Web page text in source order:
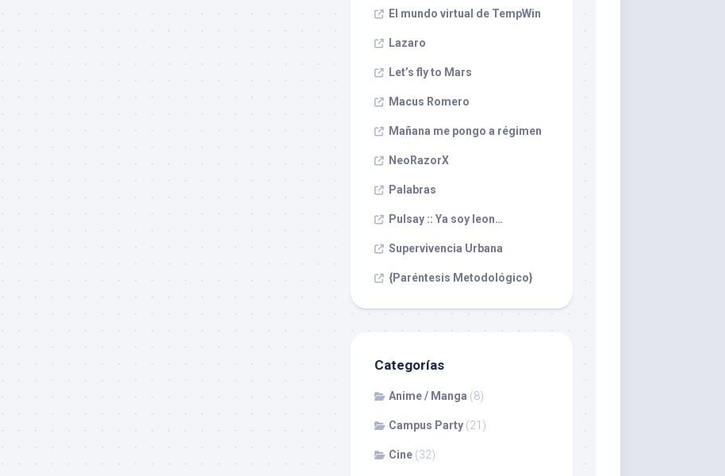
El mundo virtual de TempWin
Lazaro
Let’s fly to Mars
Macus Romero
Mañana me pongo a régimen
NeoRazorX
Palabras
Pulsay :: Ya soy leon…
Supervivencia Urbana
{Paréntesis Metodológico}
Categorías
Anime / Manga (8)
Campus Party (21)
Cine (32)